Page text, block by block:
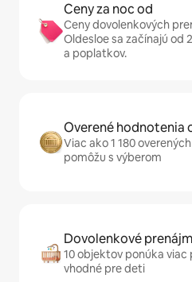
Ceny za noc od
Ceny dovolenkových
Oldesloe sa začínajú od
a poplatkov.
Overené hodnotenia
Viac ako 1 180
pomôžu s výberom
Dovolenkové
10 objektov ponúka viac
vhodné pre deti